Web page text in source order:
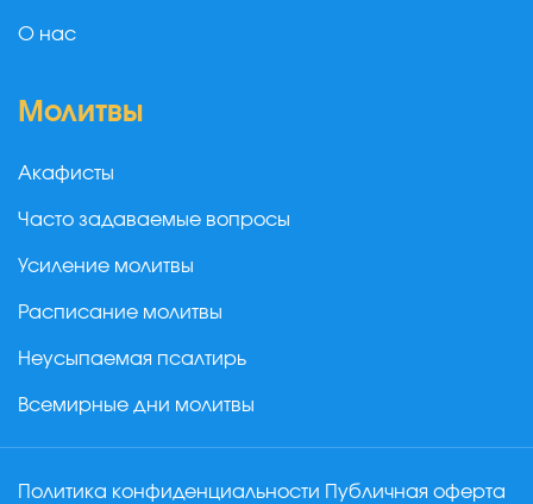
О нас
Молитвы
Акафисты
Часто задаваемые вопросы
Усиление молитвы
Расписание молитвы
Неусыпаемая псалтирь
Всемирные дни молитвы
Политика конфиденциальности Публичная оферта